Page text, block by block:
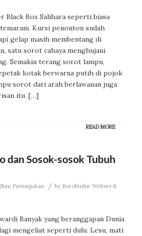
Black Box Salihara seperti biasa
Kursi penonton sudah
gelap masih membentang di
satu sorot cahaya menghujani
Semakin terang sorot lampu,
kotak berwarna putih di pojok
sorot dari arah berlawanan juga
itu. […]
READ MORE
dan Sosok-sosok Tubuh
Seni Pertunjukan / by Borobudur Writers &
Banyak yang beranggapan Dunia
mengeliat seperti dulu. Lesu, mati